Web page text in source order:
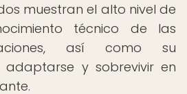
muestran el alto nivel de
técnico de las
así como su
y sobrevivir en